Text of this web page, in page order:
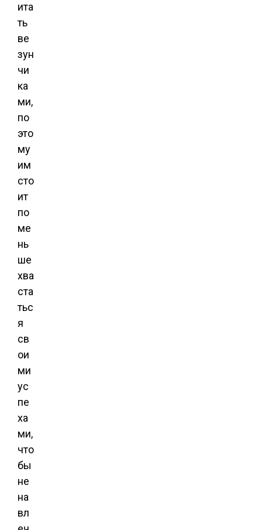
ита
ть
ве
зун
чи
ка
ми,
по
это
му
им
сто
ит
по
ме
нь
ше
хва
ста
тьс
я
св
ои
ми
ус
пе
ха
ми,
что
бы
не
на
вл